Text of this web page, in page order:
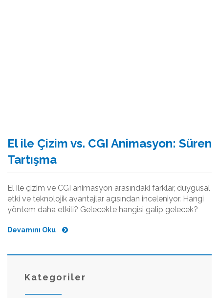
El ile Çizim vs. CGI Animasyon: Süren
Tartışma
El ile çizim ve CGI animasyon arasındaki farklar, duygusal
etki ve teknolojik avantajlar açısından inceleniyor. Hangi
yöntem daha etkili? Gelecekte hangisi galip gelecek?
Devamını Oku
Kategoriler